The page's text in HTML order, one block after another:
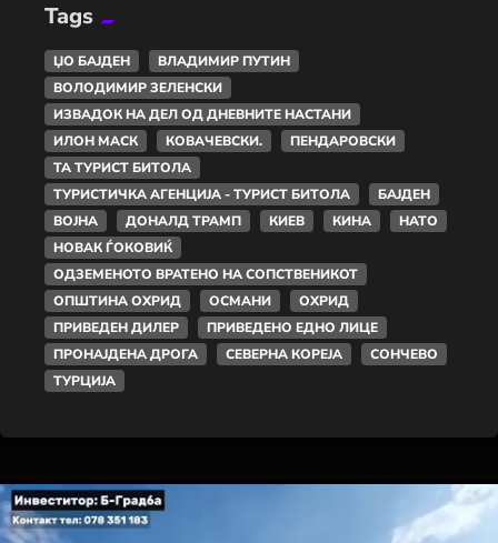
Tags
ЏО БАЈДЕН
ВЛАДИМИР ПУТИН
ВОЛОДИМИР ЗЕЛЕНСКИ
ИЗВАДОК НА ДЕЛ ОД ДНЕВНИТЕ НАСТАНИ
ИЛОН МАСК
КОВАЧЕВСКИ.
ПЕНДАРОВСКИ
ТА ТУРИСТ БИТОЛА
ТУРИСТИЧКА АГЕНЦИЈА - ТУРИСТ БИТОЛА
БАЈДЕН
ВОЈНА
ДОНАЛД ТРАМП КИЕВ КИНА
НАТО
НОВАК ЃОКОВИЌ
ОДЗЕМЕНОТО ВРАТЕНО НА СОПСТВЕНИКОТ
ОПШТИНА ОХРИД
ОСМАНИ
ОХРИД
ПРИВЕДЕН ДИЛЕР
ПРИВЕДЕНО ЕДНО ЛИЦЕ
ПРОНАЈДЕНА ДРОГА
СЕВЕРНА КОРЕЈА
СОНЧЕВО
ТУРЦИЈА